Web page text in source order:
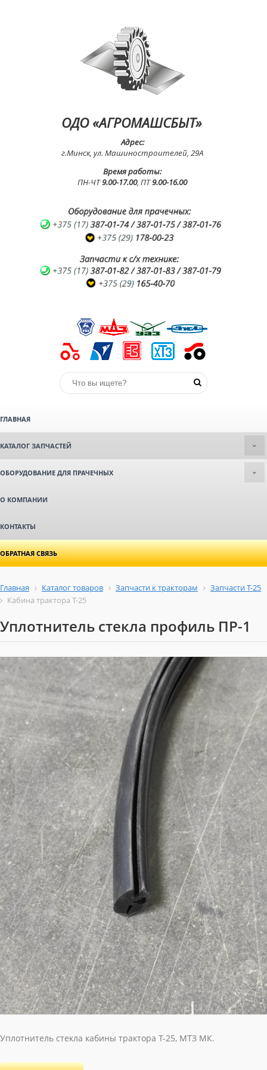
ОДО «АГРОМАШСБЫТ»
Адрес:
г.Минск, ул. Машиностроителей, 29А
Время работы:
ПН-ЧТ9.00-17.00, ПТ9.00-16.00
ГЛАВНАЯ
КАТАЛОГ ЗАПЧАСТЕЙ
ОБОРУДОВАНИЕ ДЛЯ ПРАЧЕЧНЫХ
О КОМПАНИИ
КОНТАКТЫ
ОБРАТНАЯ СВЯЗЬ
Главная Каталог товаров Запчасти к тракторам
Запчасти Т-25
Кабина трактора Т-25
Уплотнитель стекла профиль ПР-1
Уплотнитель стекла кабины трактора Т-25, МТЗ МК.